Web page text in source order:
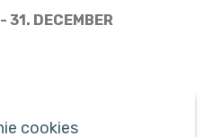
cookies
31. DECEMBER